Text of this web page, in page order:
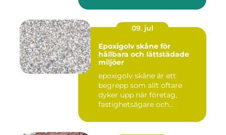
09. jul
Epoxigolv skåne för
hållbara och lättstädade
miljöer
epoxigolv skåne är ett
begrepp som allt oftare
dyker upp när företag,
fastighetsägare och